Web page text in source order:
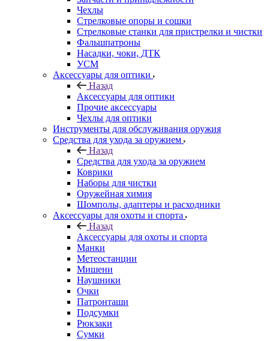
Чехлы
Стрелковые опоры и сошки
Стрелковые станки для пристрелки и чистки
Фальшпатроны
Насадки, чоки, ДТК
УСМ
Аксессуары для оптики
Назад
Аксессуары для оптики
Прочие аксессуары
Чехлы для оптики
Инструменты для обслуживания оружия
Средства для ухода за оружием
Назад
Средства для ухода за оружием
Коврики
Наборы для чистки
Оружейная химия
Шомполы, адаптеры и расходники
Аксессуары для охоты и спорта
Назад
Аксессуары для охоты и спорта
Манки
Метеостанции
Мишени
Наушники
Очки
Патронташи
Подсумки
Рюкзаки
Сумки